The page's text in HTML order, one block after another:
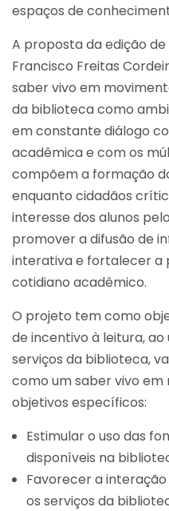
espaços de
A proposta da edição
Francisco Freitas
saber vivo em
da biblioteca como
em constante diálogo
acadêmica e com os
compõem a formação
enquanto cidadãos
interesse dos alunos
promover a difusão de
interativa e fortalecer a
cotidiano acadêmico.
O projeto tem como
de incentivo à leitura,
serviços da biblioteca,
como um saber vivo em
objetivos específicos:
Estimular o uso das
disponíveis na
Favorecer a
os serviços da